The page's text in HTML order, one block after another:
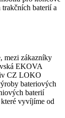
baterií a
mezi zákazníky
EKOVA
CZ LOKO
bateriových
baterií
vyvíjíme od